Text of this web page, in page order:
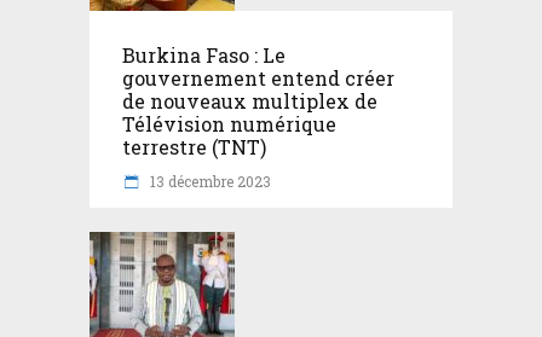
Burkina Faso : Le
gouvernement entend créer
de nouveaux multiplex de
Télévision numérique
terrestre (TNT)
13 décembre 2023